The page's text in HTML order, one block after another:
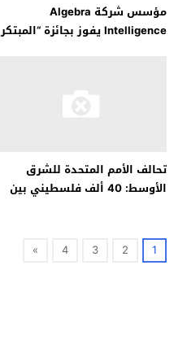
مؤسس شركة Algebra
Intelligence يفوز بجائزة “المبتكر
تحالف الأمم المتحدة للشرق
الأوسط: 40 ألف فلسطيني بين
1
2
3
4
»